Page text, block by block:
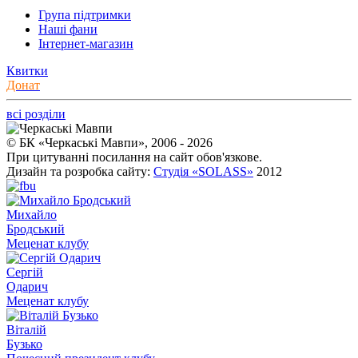
Група підтримки
Наші фани
Інтернет-магазин
Квитки
Донат
всі розділи
© БК «Черкаські Мавпи», 2006 - 2026
При цитуванні посилання на сайт обов'язкове.
Дизайн та розробка сайту: Студія «SOLASS» 2012
Михайло
Бродський
Меценат клубу
Сергій
Одарич
Меценат клубу
Віталій
Бузько